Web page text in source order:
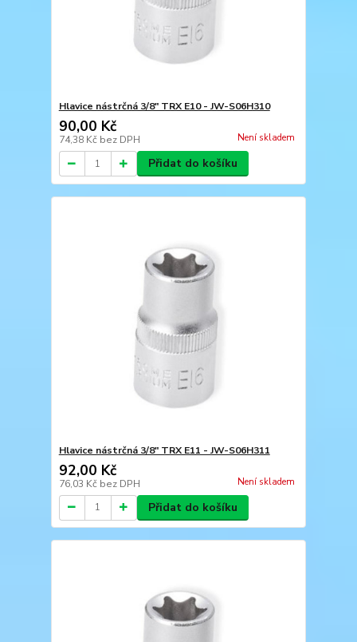
Hlavice nástrčná 3/8" TRX E10 - JW-S06H310
90,00 Kč
74,38 Kč bez DPH Není skladem
Přidat do košíku
Hlavice nástrčná 3/8" TRX E11 - JW-S06H311
92,00 Kč
76,03 Kč bez DPH Není skladem
Přidat do košíku